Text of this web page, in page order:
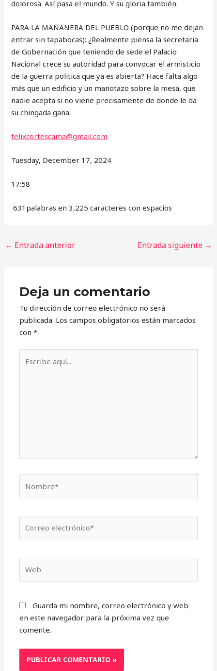
dolorosa. Así pasa el mundo. Y su gloria también.
PARA LA MAÑANERA DEL PUEBLO (porque no me dejan
entrar sin tapabocas): ¿Realmente piensa la secretaria
de Gobernación que teniendo de sede el Palacio
Nacional crece su autoridad para convocar el armisticio
de la guerra politica que ya es abierta? Hace falta algo
más que un edificio y un manotazo sobre la mesa, que
nadie acepta si no viene precisamente de donde le da
su chingada gana.
felixcortescama@gmail.com
Tuesday, December 17, 2024
17:58
631palabras en 3,225 caracteres con espacios
← Entrada anterior Entrada siguiente →
Deja un comentario
Tu dirección de correo electrónico no será
publicada. Los campos obligatorios están marcados
con*
aquí...
electrónico*
Guarda mi nombre, correo electrónico y web
en este navegador para la próxima vez que
comente.